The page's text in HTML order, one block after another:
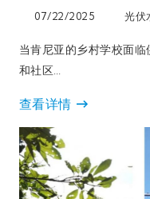
07/22/2025 光伏
当肯尼亚的乡村学校面
和社区…
查看详情